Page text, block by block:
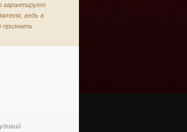
гарантирует
ведь в
признать